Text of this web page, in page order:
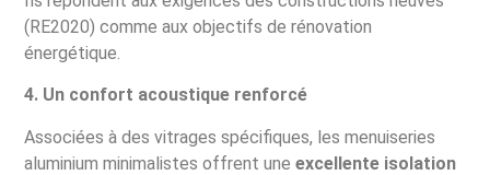
(RE2020) comme aux objectifs de rénovation
énergétique.
4. Un confort acoustique renforcé
Associées à des vitrages spécifiques, les menuiseries
aluminium minimalistes offrent uneexcellente isolation